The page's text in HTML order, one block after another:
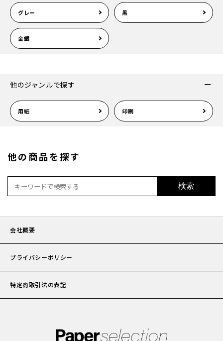
グレー 黒
金銀
他のジャンルで探す
用紙 印刷
他の商品を探す
検索
会社概要
プライバシーポリシー
特定商取引法の表記